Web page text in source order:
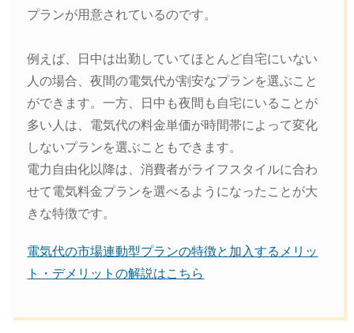
プランが用意されているのです。
例えば、日中は出勤していてほとんど自宅にいない
人の場合、夜間の電気代が割安なプランを選ぶこと
ができます。一方、日中も夜間も自宅にいることが
多い人は、電気代の料金単価が時間帯によって変化
しないプランを選ぶこともできます。
電力自由化以降は、消費者がライフスタイルに合わ
せて電気料金プランを選べるようになったことが大
きな特徴です。
電気代の市場連動型プランの特徴と加入するメリッ
ト・デメリットの解説はこちら